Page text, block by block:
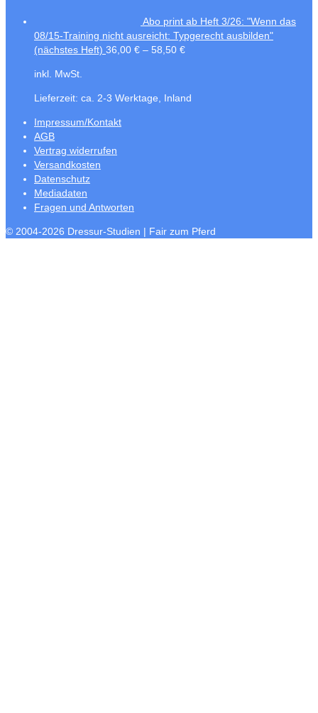
Abo print ab Heft 3/26: "Wenn das
08/15-Training nicht ausreicht: Typgerecht ausbilden"
(nächstes Heft) 36,00 € – 58,50 €
inkl. MwSt.
Lieferzeit: ca. 2-3 Werktage, Inland
Impressum/Kontakt
AGB
Vertrag widerrufen
Versandkosten
Datenschutz
Mediadaten
Fragen und Antworten
© 2004-2026 Dressur-Studien | Fair zum Pferd